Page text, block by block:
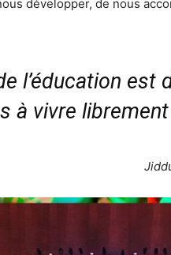
développer, de nous
l’éducation est
à vivre